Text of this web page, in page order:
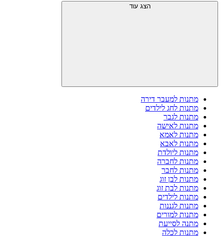
הצג עוד
מתנות למעבר דירה
מתנות לחג לילדים
מתנות לגבר
מתנות לאישה
מתנות לאמא
מתנות לאבא
מתנות ליולדת
מתנות לחברה
מתנות לחבר
מתנות לבן זוג
מתנות לבת זוג
מתנות לילדים
מתנות לגננות
מתנות למורים
מתנה לסייעת
מתנות לכלה